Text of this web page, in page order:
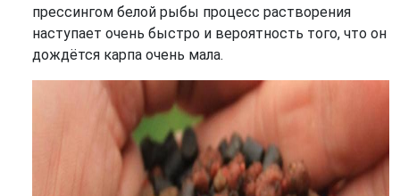
прессингом белой рыбы процесс растворения
наступает очень быстро и вероятность того, что он
дождётся карпа очень мала.